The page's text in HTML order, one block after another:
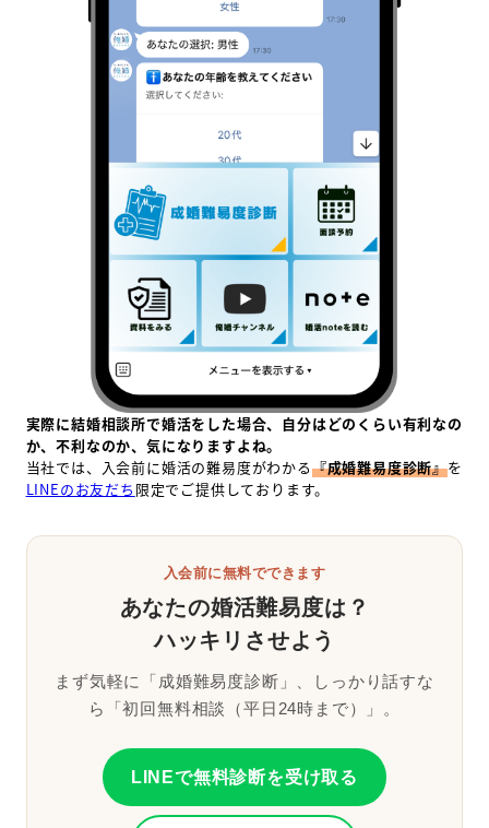
実際に結婚相談所で婚活をした場合、自分はどのくらい有利なの
か、不利なのか、気になりますよね。
当社では、入会前に婚活の難易度がわかる『成婚難易度診断』を
LINEのお友だち 限定でご提供しております。
入会前に無料でできます
あなたの婚活難易度は？
ハッキリさせよう
まず気軽に「成婚難易度診断」、しっかり話すな
ら「初回無料相談（平日24時まで）」。
LINEで無料診断を受け取る